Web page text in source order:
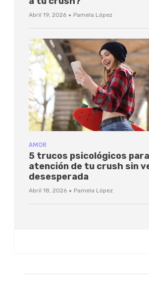
Abril 19, 2026 · Pamela López
AMOR
5 trucos psicológicos
atención de tu crush sin
desesperada
Abril 18, 2026 · Pamela López